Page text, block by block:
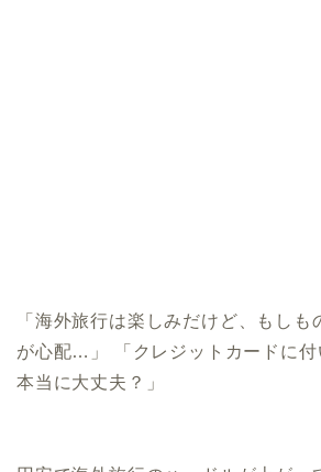
「海外旅行は楽しみだけど、もし
が心配…」 「クレジットカードに付
本当に大丈夫？」